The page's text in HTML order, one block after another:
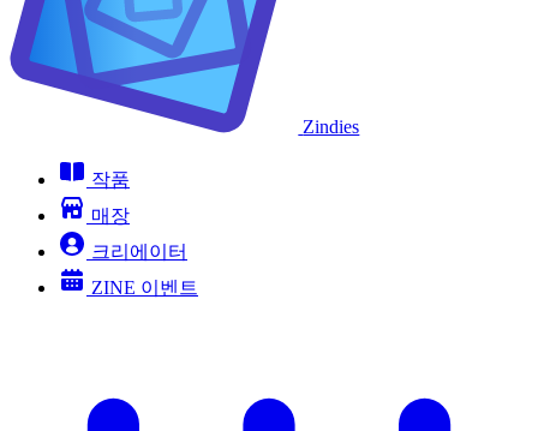
Zindies
작품
매장
크리에이터
ZINE 이벤트